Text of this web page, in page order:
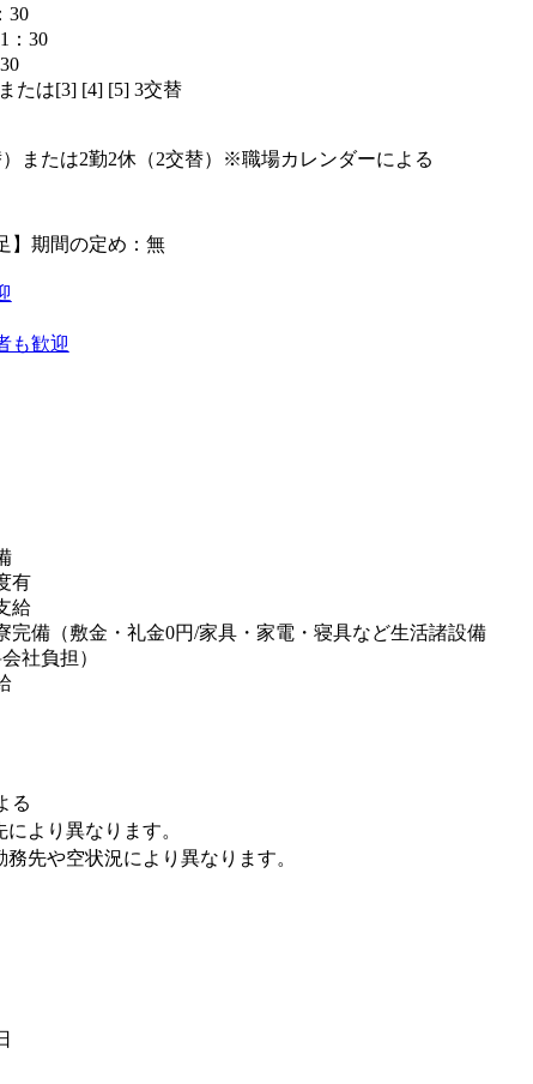
30
：30
たは[3] [4] [5] 3交替
）または2勤2休（2交替）※職場カレンダーによる
】期間の定め：無
も歓迎
有
給
完備（敷金・礼金0円/家具・家電・寝具など生活諸設備
社負担）
る
より異なります。
先や空状況により異なります。